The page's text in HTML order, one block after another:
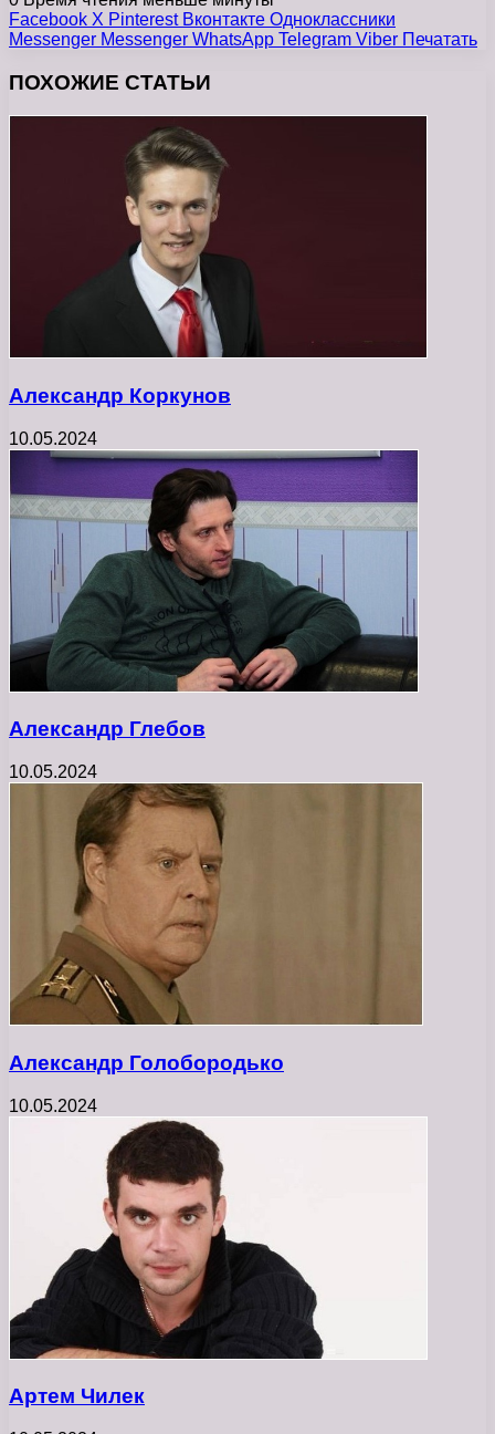
Facebook X Pinterest Вконтакте Одноклассники
Messenger Messenger WhatsApp Telegram Viber Печатать
ПОХОЖИЕ СТАТЬИ
Александр Коркунов
10.05.2024
Александр Глебов
10.05.2024
Александр Голобородько
10.05.2024
Артем Чилек